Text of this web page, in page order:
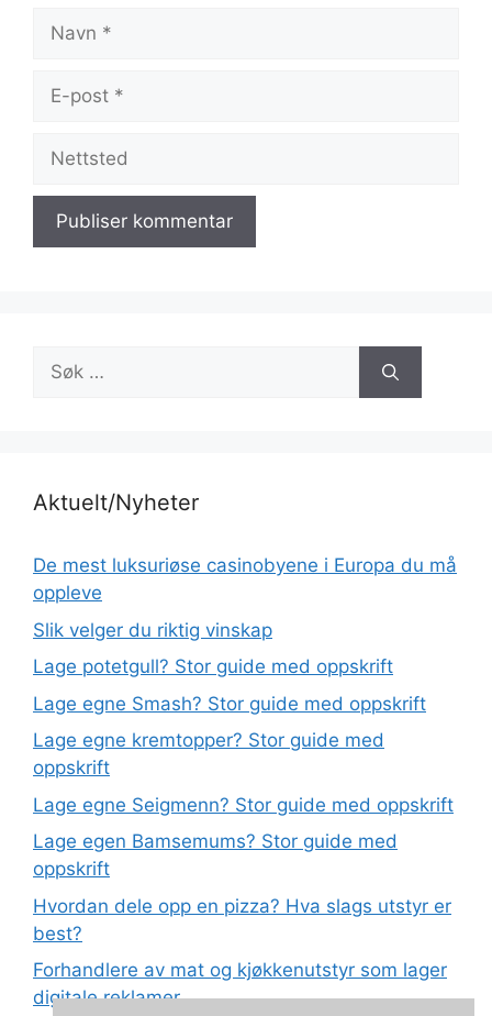
Navn
Nettsted
Søk
etter:
Aktuelt/Nyheter
De mest luksuriøse casinobyene i Europa du må
oppleve
Slik velger du riktig vinskap
Lage potetgull? Stor guide med oppskrift
Lage egne Smash? Stor guide med oppskrift
Lage egne kremtopper? Stor guide med
oppskrift
Lage egne Seigmenn? Stor guide med oppskrift
Lage egen Bamsemums? Stor guide med
oppskrift
Hvordan dele opp en pizza? Hva slags utstyr er
best?
Forhandlere av mat og kjøkkenutstyr som lager
digitale reklamer